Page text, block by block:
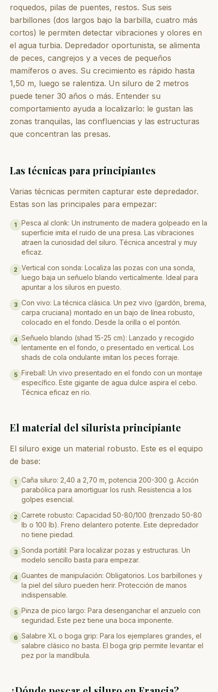
roquedos, pilas de puentes, restos. Sus seis
barbillones (dos largos bajo la barbilla, cuatro más
cortos) le permiten detectar vibraciones y olores en
el agua turbia. Depredador oportunista, se alimenta
de peces, cangrejos y a veces de pequeños
mamíferos o aves. Su crecimiento es rápido hasta
1,50 m, luego se ralentiza. Un siluro de 2 metros
puede tener 30 años o más. Entender su
comportamiento ayuda a localizarlo: le gustan las
zonas tranquilas, las confluencias y las estructuras
que concentran las presas.
Las técnicas para principiantes
Varias técnicas permiten capturar este depredador.
Estas son las principales para empezar:
1
Pesca al clonk: Un instrumento de madera golpeado en la
superficie imita el ruido de una presa. Las vibraciones
atraen la curiosidad del siluro. Técnica ancestral y muy
eficaz.
2 Vertical con sonda: Localiza las pozas con una sonda,
luego baja un señuelo blando verticalmente. Ideal para
apuntar a los siluros en puesto.
3 Con vivo: La técnica clásica. Un pez vivo (gardón, brema,
carpa cruciana) montado en un bajo de línea robusto,
colocado en el fondo. Desde la orilla o el pontón.
4 Señuelo blando (shad 15-25 cm): Lanzado y recogido
lentamente en el fondo, o presentado en vertical. Los
shads de cola ondulante imitan los peces forraje.
5 Fireball: Un vivo presentado en el fondo con un montaje
específico. Este gigante de agua dulce aspira el cebo.
Técnica eficaz en río.
El material del silurista principiante
El siluro exige un material robusto. Este es el equipo
de base:
1
Caña siluro: 2,40 a 2,70 m, potencia 200-300 g. Acción
parabólica para amortiguar los rush. Resistencia a los
golpes esencial.
2 Carrete robusto: Capacidad 50-80/100 (trenzado 50-80
lb o 100 lb). Freno delantero potente. Este depredador
no tiene piedad.
3 Sonda portátil: Para localizar pozas y estructuras. Un
modelo sencillo basta para empezar.
4 Guantes de manipulación: Obligatorios. Los barbillones y
la piel del siluro pueden herir. Protección de manos
indispensable.
5 Pinza de pico largo: Para desenganchar el anzuelo con
seguridad. Este pez tiene una boca imponente.
6 Salabre XL o boga grip: Para los ejemplares grandes, el
salabre clásico no basta. El boga grip permite levantar el
pez por la mandíbula.